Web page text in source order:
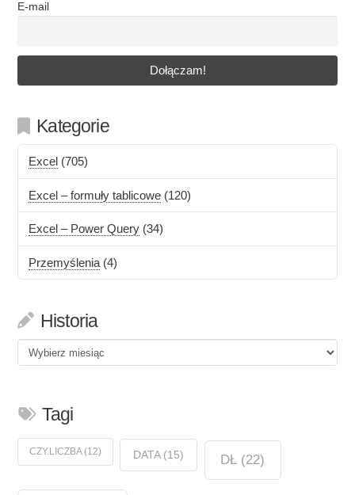
E-mail
Kategorie
Excel (705)
Excel – formuły tablicowe (120)
Excel – Power Query (34)
Przemyślenia (4)
Historia
Historia
Tagi
CZY.LICZBA(12) DATA(15) DŁ (22)